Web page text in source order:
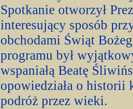
Spotkanie otworzył
interesujący sposób
obchodami Świąt
programu był
wspaniałą Beatę
opowiedziała o historii
podróż przez wieki.